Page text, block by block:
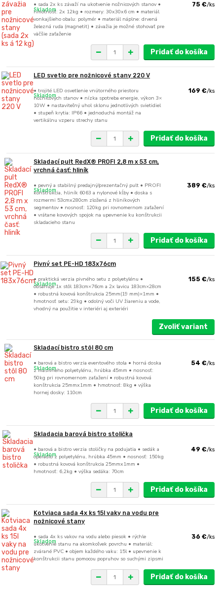
• sada 2x ks závaží na ukotvenie nožnicových stanov •
hmotnosť: 2x 12kg • rozmery: 30x30x6 cm • materiál
vonkajšieho obalu: polymér • materiál náplne: drvená
železná ruda (magnetit) • závažia je možné stohovať pre
väčšie zaťaženie
75 €/ks
Skladom
Pridať do košíka
LED svetlo pre nožnicové stany 220 V
• trojité LED osvetlenie vnútorného priestoru
nožnicových stanov • nízka spotreba energie, výkon 3×
10W • nastaviteľný uhol sklonu jednotlivých svietidiel
• stupeň krytia: IP66 • jednoduchá montáž na
vertikálnu vzperu strechy stanu
169 €/ks
Skladom
Pridať do košíka
Skladací pult RedX® PROFI 2,8 m x 53 cm,
vrchná časť: hliník
• pevný a stabilný predajný/prezentačný pult • PROFI
konštrukcia, hliník 6063 a nylonové kĺby • doska s
rozmermi 53cmx280cm zložená z hliníkových
segmentov • nosnosť: 120kg pri rovnomernom zaťažení
• vrátane kovových spojok na upevnenie ku konštrukcii
skladacieho stanu
389 €/ks
Skladom
Pridať do košíka
Pivný set PE-HD 183x76cm
• praktická verzia pivného setu z polyetylénu •
obsahuje 1x stôl 183cm×76cm a 2x lavicu 183cm×28cm
• robustná kovová konštrukcia 25mm(19 mm)×1mm •
hmotnosť setu: 29kg • odolný voči UV žiareniu a vode,
vhodný na použitie v interiéri aj exteriéri
155 €/ks
Skladom
Zvoliť variant
Skladací bistro stôl 80 cm
• barová a bistro verzia eventového stola • horná doska
z masívneho polyetylénu, hrúbka 45mm • nosnosť:
50kg pri rovnomernom zaťažení • robustná kovová
konštrukcia 25mmx1mm • hmotnosť: 8kg • výška
hornej dosky: 110cm
54 €/ks
Skladom
Pridať do košíka
Skladacia barová bistro stolička
• barová a bistro verzia stoličky na podujatia • sedák a
operadlo z polyetylénu, hrúbka 45mm • nosnosť: 150kg
• robustná kovová konštrukcia 25mmx1mm •
hmotnosť: 6,2kg • výška sedáka: 70cm
49 €/ks
Skladom
Pridať do košíka
Kotviaca sada 4x ks 15l vaky na vodu pre
nožnicové stany
• sada 4x ks vakov na vodu alebo piesok • rýchle
ukotvenie stanu na akomkoľvek povrchu • materiál:
zvárané PVC • objem každého vaku: 15l • upevnenie k
konštrukcii stanu pomocou popruhov so suchými zipsmi
36 €/ks
Skladom
Pridať do košíka